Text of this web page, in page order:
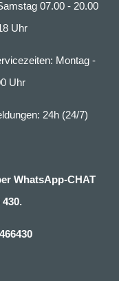
07.00 - 20.00
Uhr
Montag -
Uhr
24h (24/7)
WhatsApp-CHAT
430.